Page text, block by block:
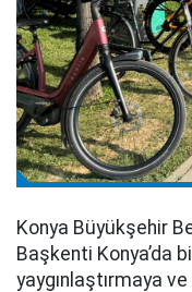
Konya Büyükşehir
Başkenti Konya’da
yaygınlaştırmaya